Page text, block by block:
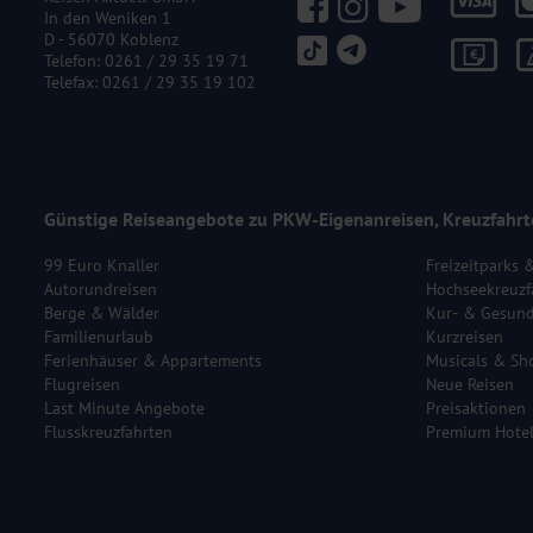
In den Weniken 1
D - 56070 Koblenz
Telefon: 0261 / 29 35 19 71
Telefax: 0261 / 29 35 19 102
Günstige Reiseangebote zu PKW-Eigenanreisen,
99 Euro Knaller
Autorundreisen
Berge & Wälder
Familienurlaub
Ferienhäuser & Appartements
Flugreisen
Last Minute Angebote
Flusskreuzfahrten
Freizeitparks
Kur- &
Kurzreisen
Musicals &
Neue Reisen
Preisaktionen
Premium